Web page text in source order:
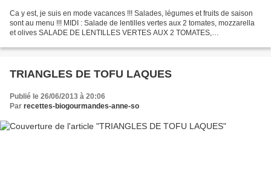
Ca y est, je suis en mode vacances !!! Salades, légumes et fruits de saison
sont au menu !!! MIDI : Salade de lentilles vertes aux 2 tomates, mozzarella
et olives SALADE DE LENTILLES VERTES AUX 2 TOMATES,
TRIANGLES DE TOFU LAQUES
Publié le 26/06/2013 à 20:06
Par recettes-biogourmandes-anne-so